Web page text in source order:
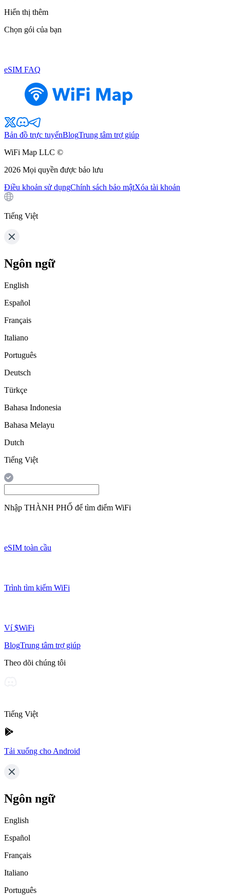
Hiển thị thêm
Chọn gói của bạn
eSIM FAQ
Bản đồ trực tuyếnBlogTrung tâm trợ giúp
WiFi Map LLC ©
2026 Mọi quyền được bảo lưu
Điều khoản sử dụngChính sách bảo mậtXóa tài khoản
Tiếng Việt
Ngôn ngữ
English
Español
Français
Italiano
Português
Deutsch
Türkçe
Bahasa Indonesia
Bahasa Melayu
Dutch
Tiếng Việt
Nhập THÀNH PHỐ để tìm điểm WiFi
eSIM toàn cầu
Trình tìm kiếm WiFi
Ví $WiFi
BlogTrung tâm trợ giúp
Theo dõi chúng tôi
Tiếng Việt
Tải xuống cho Android
Ngôn ngữ
English
Español
Français
Italiano
Português